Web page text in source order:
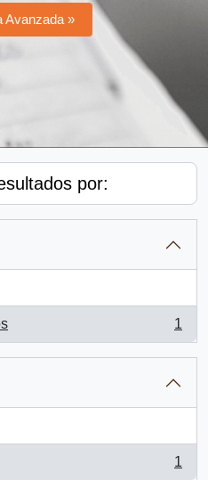
Avanzada »
por:
1
1